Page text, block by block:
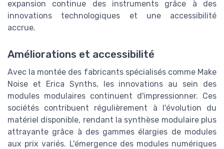
expansion continue des instruments grâce à des
innovations technologiques et une accessibilité
accrue.
Améliorations et accessibilité
Avec la montée des fabricants spécialisés comme Make
Noise et Erica Synths, les innovations au sein des
modules modulaires continuent d'impressionner. Ces
sociétés contribuent régulièrement à l'évolution du
matériel disponible, rendant la synthèse modulaire plus
attrayante grâce à des gammes élargies de modules
aux prix variés. L'émergence des modules numériques